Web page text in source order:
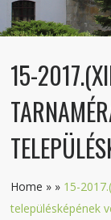
15-
Home » » 15-
településképének